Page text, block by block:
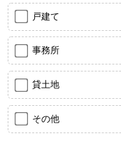
戸建て
事務所
貸土地
その他